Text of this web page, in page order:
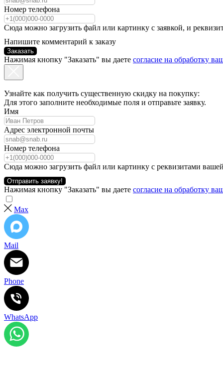
Номер телефона
Сюда можно загрузить файл или картинку с заявкой, и
Напишите комментарий к заказу
Заказать
Нажимая кнопку "Заказать" вы даете согласие на обработку
Узнайте как получить существенную скидку на покупку:
Для этого заполните необходимые поля и отправьте заявку.
Имя
Адрес электронной почты
Номер телефона
Сюда можно загрузить файл или картинку с реквизитами
Отправить заявку!
Нажимая кнопку "Заказать" вы даете согласие на обработку
Max
Mail
Phone
WhatsApp